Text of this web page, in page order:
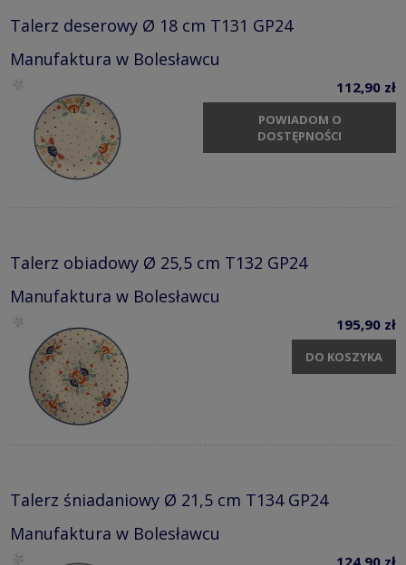
Talerz deserowy Ø 18 cm T131 GP24
Manufaktura w Bolesławcu
112,90 zł
POWIADOM O
DOSTĘPNOŚCI
Talerz obiadowy Ø 25,5 cm T132 GP24
Manufaktura w Bolesławcu
195,90 zł
DO KOSZYKA
Talerz śniadaniowy Ø 21,5 cm T134 GP24
Manufaktura w Bolesławcu